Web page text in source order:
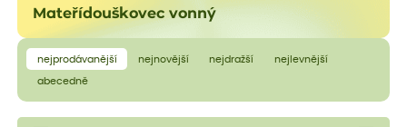
Mateřídouškovec vonný
nejprodávanější nejnovější nejdražší nejlevnější
abecedně